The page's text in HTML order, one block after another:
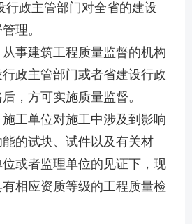
行政主管部门对全省的建设
理。
建筑工程质量监督的机构
政主管部门或者省建设行政
，方可实施质量监督。
单位对施工中涉及到影响
的试块、试件以及有关材
或者监理单位的见证下，现
相应资质等级的工程质量检